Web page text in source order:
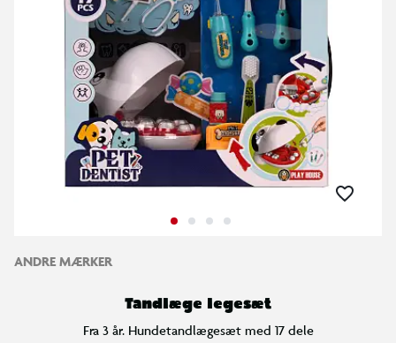
ANDRE MÆRKER
Tandlæge legesæt
Fra 3 år. Hundetandlægesæt med 17 dele